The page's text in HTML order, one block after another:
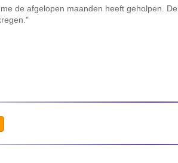
de afgelopen maanden heeft geholpen.